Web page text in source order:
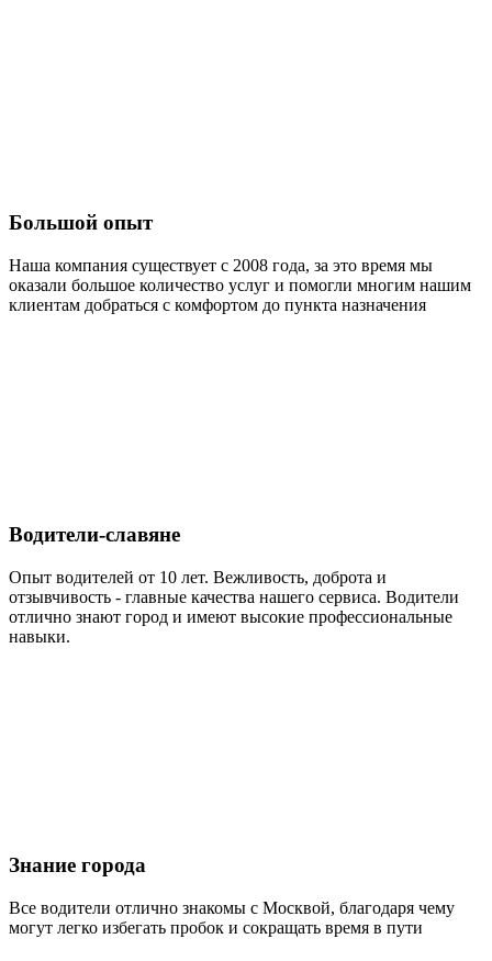
Большой опыт
Наша компания существует с 2008 года, за это время мы
оказали большое количество услуг и помогли многим нашим
клиентам добраться с комфортом до пункта назначения
Водители-славяне
Опыт водителей от 10 лет. Вежливость, доброта и
отзывчивость - главные качества нашего сервиса. Водители
отлично знают город и имеют высокие профессиональные
навыки.
Знание города
Все водители отлично знакомы с Москвой, благодаря чему
могут легко избегать пробок и сокращать время в пути